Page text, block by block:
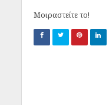
Μοιραστείτε το!